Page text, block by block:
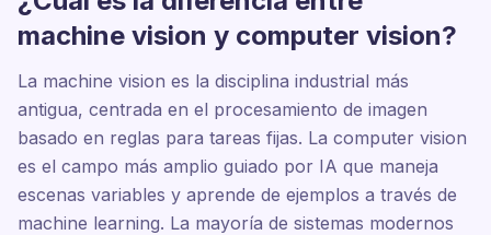
machine vision y computer vision?
La machine vision es la disciplina industrial más
antigua, centrada en el procesamiento de imagen
basado en reglas para tareas fijas. La computer vision
es el campo más amplio guiado por IA que maneja
escenas variables y aprende de ejemplos a través de
machine learning. La mayoría de sistemas modernos